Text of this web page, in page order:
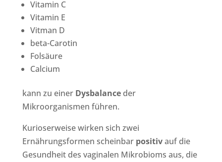
Vitamin C
Vitamin E
Vitman D
beta-Carotin
Folsäure
Calcium
kann zu einer Dysbalanceder
Mikroorganismen führen.
Kurioserweise wirken sich zwei
Ernährungsformen scheinbar positivauf die
Gesundheit des vaginalen Mikrobioms aus, die